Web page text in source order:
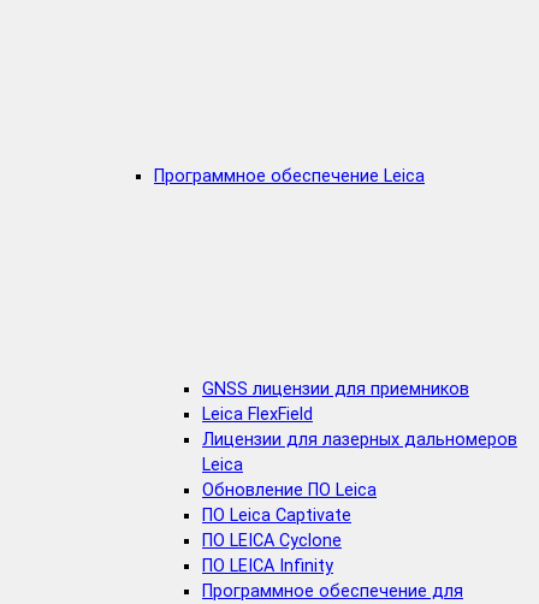
Программное обеспечение Leica
GNSS лицензии для приемников
Leica FlexField
Лицензии для лазерных дальномеров
Leica
Обновление ПО Leica
ПО Leica Captivate
ПО LEICA Cyclone
ПО LEICA Infinity
Программное обеспечение для